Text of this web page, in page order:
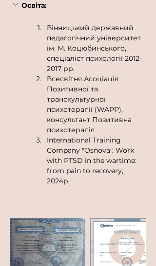
Освіта:
Вінницький державний
педагогічний університет
ім. М. Коцюбинського,
спеціаліст психології 2012-
2017 рр.
Всесвітня Асоціація
Позитивної та
транскультурної
психотерапії (WAPP),
консультант Позитивна
психотерапія
International Training
Company "Osnova", Work
with PTSD in the wartime:
from pain to recovery,
2024р.